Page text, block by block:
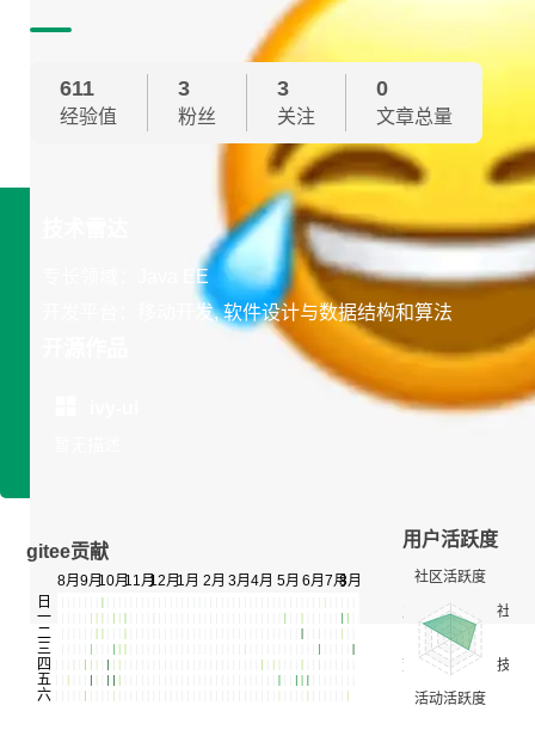
611
经验值
3
粉丝
3
关注
0
文章总量
专长领域：Java EE
开发平台：移动开发, 软件设计与数据结构和算法
gitee贡献
用户活跃度